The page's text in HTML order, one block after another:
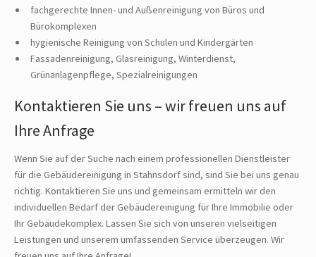
fachgerechte Innen- und Außenreinigung von Büros und
Bürokomplexen
hygienische Reinigung von Schulen und Kindergärten
Fassadenreinigung, Glasreinigung, Winterdienst,
Grünanlagenpflege, Spezialreinigungen
Kontaktieren Sie uns – wir freuen uns auf
Ihre Anfrage
Wenn Sie auf der Suche nach einem professionellen Dienstleister
für die Gebäudereinigung in Stahnsdorf sind, sind Sie bei uns genau
richtig. Kontaktieren Sie uns und gemeinsam ermitteln wir den
individuellen Bedarf der Gebäudereinigung für Ihre Immobilie oder
Ihr Gebäudekomplex. Lassen Sie sich von unseren vielseitigen
Leistungen und unserem umfassenden Service überzeugen. Wir